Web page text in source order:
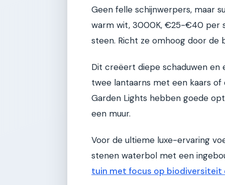
Geen felle schijnwerpers, maar
warm wit, 3000K, €25-€40 per
steen. Richt ze omhoog door de
Dit creëert diepe schaduwen en
twee lantaarns met een kaars
Garden Lights hebben goede
een muur.
Voor de ultieme luxe-ervaring
stenen waterbol met een
tuin met focus op biodiversiteit